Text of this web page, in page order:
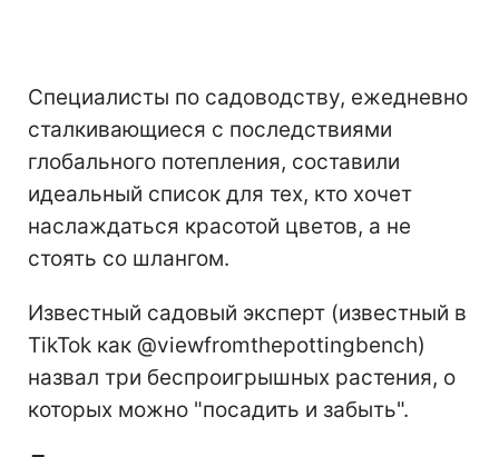
Специалисты по садоводству, ежедневно
сталкивающиеся с последствиями
глобального потепления, составили
идеальный список для тех, кто хочет
наслаждаться красотой цветов, а не
стоять со шлангом.
Известный садовый эксперт (известный в
TikTok как @viewfromthepottingbench)
назвал три беспроигрышных растения, о
которых можно "посадить и забыть".